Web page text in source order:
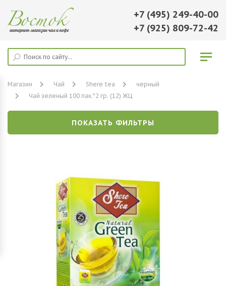
+7 (495) 249-40-00
+7 (925) 809-72-42
Магазин Чай Shere tea
черный
Чай зеленый 100 пак.*2 гр. (12) ЖЦ
ПОКАЗАТЬ ФИЛЬТРЫ